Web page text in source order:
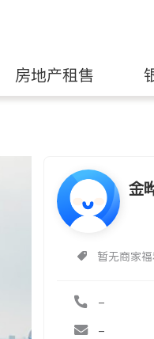
房地产租售
金
暂无商家
-
-